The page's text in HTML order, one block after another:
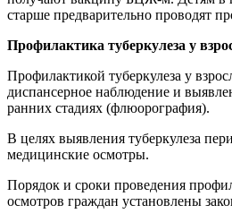
старше предварительно проводят
Профилактика туберкулеза у
Профилактикой туберкулеза у
диспансерное наблюдение и
ранних стадиях (флюорография).
В целях выявления туберкулеза
медицинские осмотры.
Порядок и сроки проведения
осмотров граждан установлены